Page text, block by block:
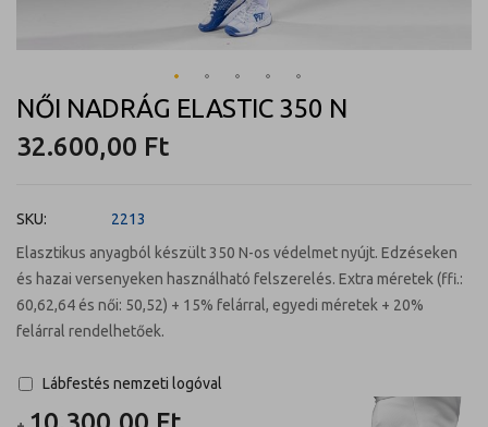
Ugrás
képgaléria
NŐI NADRÁG ELASTIC 350 N
32.600,00 Ft
SKU
2213
Elasztikus anyagból készült 350 N-os védelmet nyújt. Edzéseken
és hazai versenyeken használható felszerelés. Extra méretek (ffi.:
60,62,64 és női: 50,52) + 15% felárral, egyedi méretek + 20%
felárral rendelhetőek.
Lábfestés nemzeti logóval